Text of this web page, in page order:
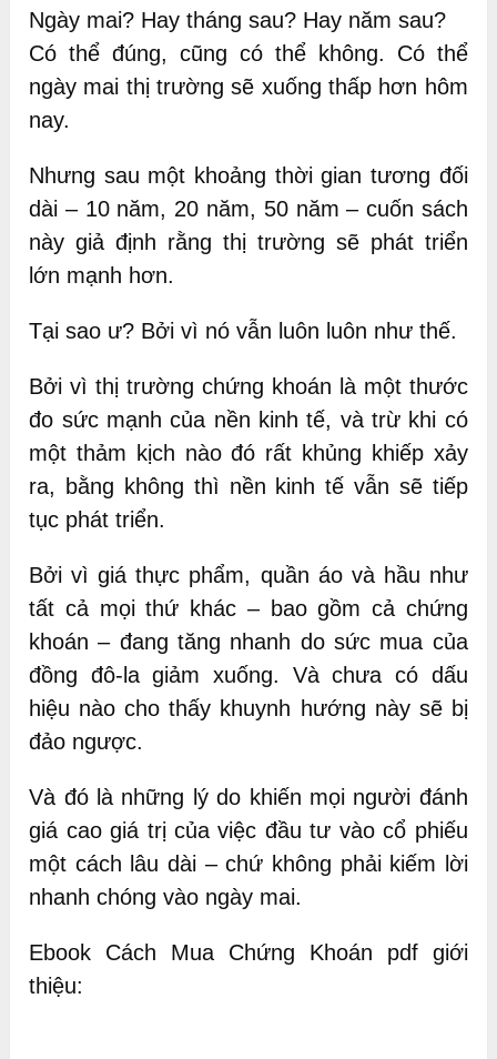
Ngày mai? Hay tháng sau? Hay năm sau?
Có thể đúng, cũng có thể không. Có thể
ngày mai thị trường sẽ xuống thấp hơn hôm
nay.
Nhưng sau một khoảng thời gian tương đối
dài – 10 năm, 20 năm, 50 năm – cuốn sách
này giả định rằng thị trường sẽ phát triển
lớn mạnh hơn.
Tại sao ư? Bởi vì nó vẫn luôn luôn như thế.
Bởi vì thị trường chứng khoán là một thước
đo sức mạnh của nền kinh tế, và trừ khi có
một thảm kịch nào đó rất khủng khiếp xảy
ra, bằng không thì nền kinh tế vẫn sẽ tiếp
tục phát triển.
Bởi vì giá thực phẩm, quần áo và hầu như
tất cả mọi thứ khác – bao gồm cả chứng
khoán – đang tăng nhanh do sức mua của
đồng đô-la giảm xuống. Và chưa có dấu
hiệu nào cho thấy khuynh hướng này sẽ bị
đảo ngược.
Và đó là những lý do khiến mọi người đánh
giá cao giá trị của việc đầu tư vào cổ phiếu
một cách lâu dài – chứ không phải kiếm lời
nhanh chóng vào ngày mai.
Ebook Cách Mua Chứng Khoán pdf giới
thiệu: